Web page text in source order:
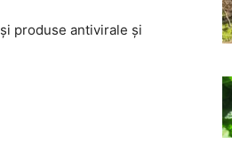
și produse antivirale și